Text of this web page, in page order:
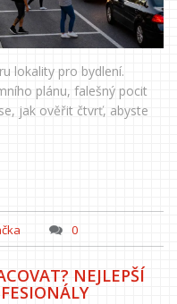
lokality pro bydlení.
plánu, falešný pocit
jak ověřit čtvrť, abyste
0
NEJLEPŠÍ